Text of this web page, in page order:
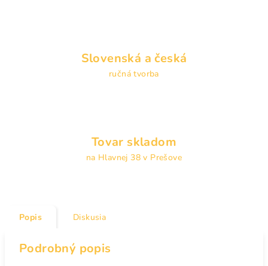
Slovenská a česká
ručná tvorba
Tovar skladom
na Hlavnej 38 v Prešove
Popis Diskusia
Podrobný popis